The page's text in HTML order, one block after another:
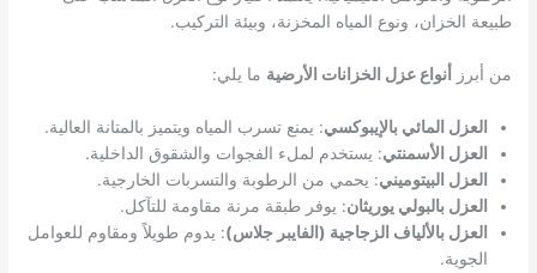
طبيعة الخزان، ونوع المياه المخزنة، وبيئة التركيب.
من أبرز أنواع عزل الخزانات الأرضية ما يلي:
العزل المائي بالإيبوكسي: يمنع تسرب المياه ويتميز بالمتانة العالية.
العزل الأسمنتي: يستخدم لملء الفجوات والشقوق الداخلية.
العزل البيتوميني: يحمي من الرطوبة والتسربات الخارجية.
العزل بالبولي يوريثان: يوفر طبقة مرنة مقاومة للتآكل.
العزل بالألياف الزجاجية (الفايبر جلاس): يدوم طويلاً ومقاوم للعوامل
الجوية.